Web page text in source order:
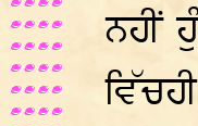
ਨਹੀਂ